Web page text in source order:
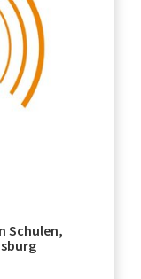
Schulen,